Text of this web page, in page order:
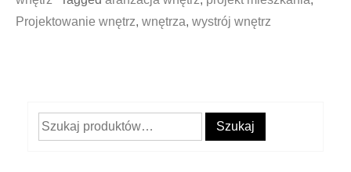
Projektowanie wnętrz, wnętrza, wystrój wnętrz
Szukaj: Szukaj